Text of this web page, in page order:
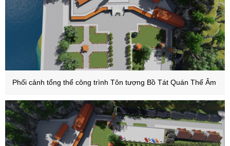
Phối cảnh tổng thể công trình Tôn tượng Bồ Tát Quán Thế Âm